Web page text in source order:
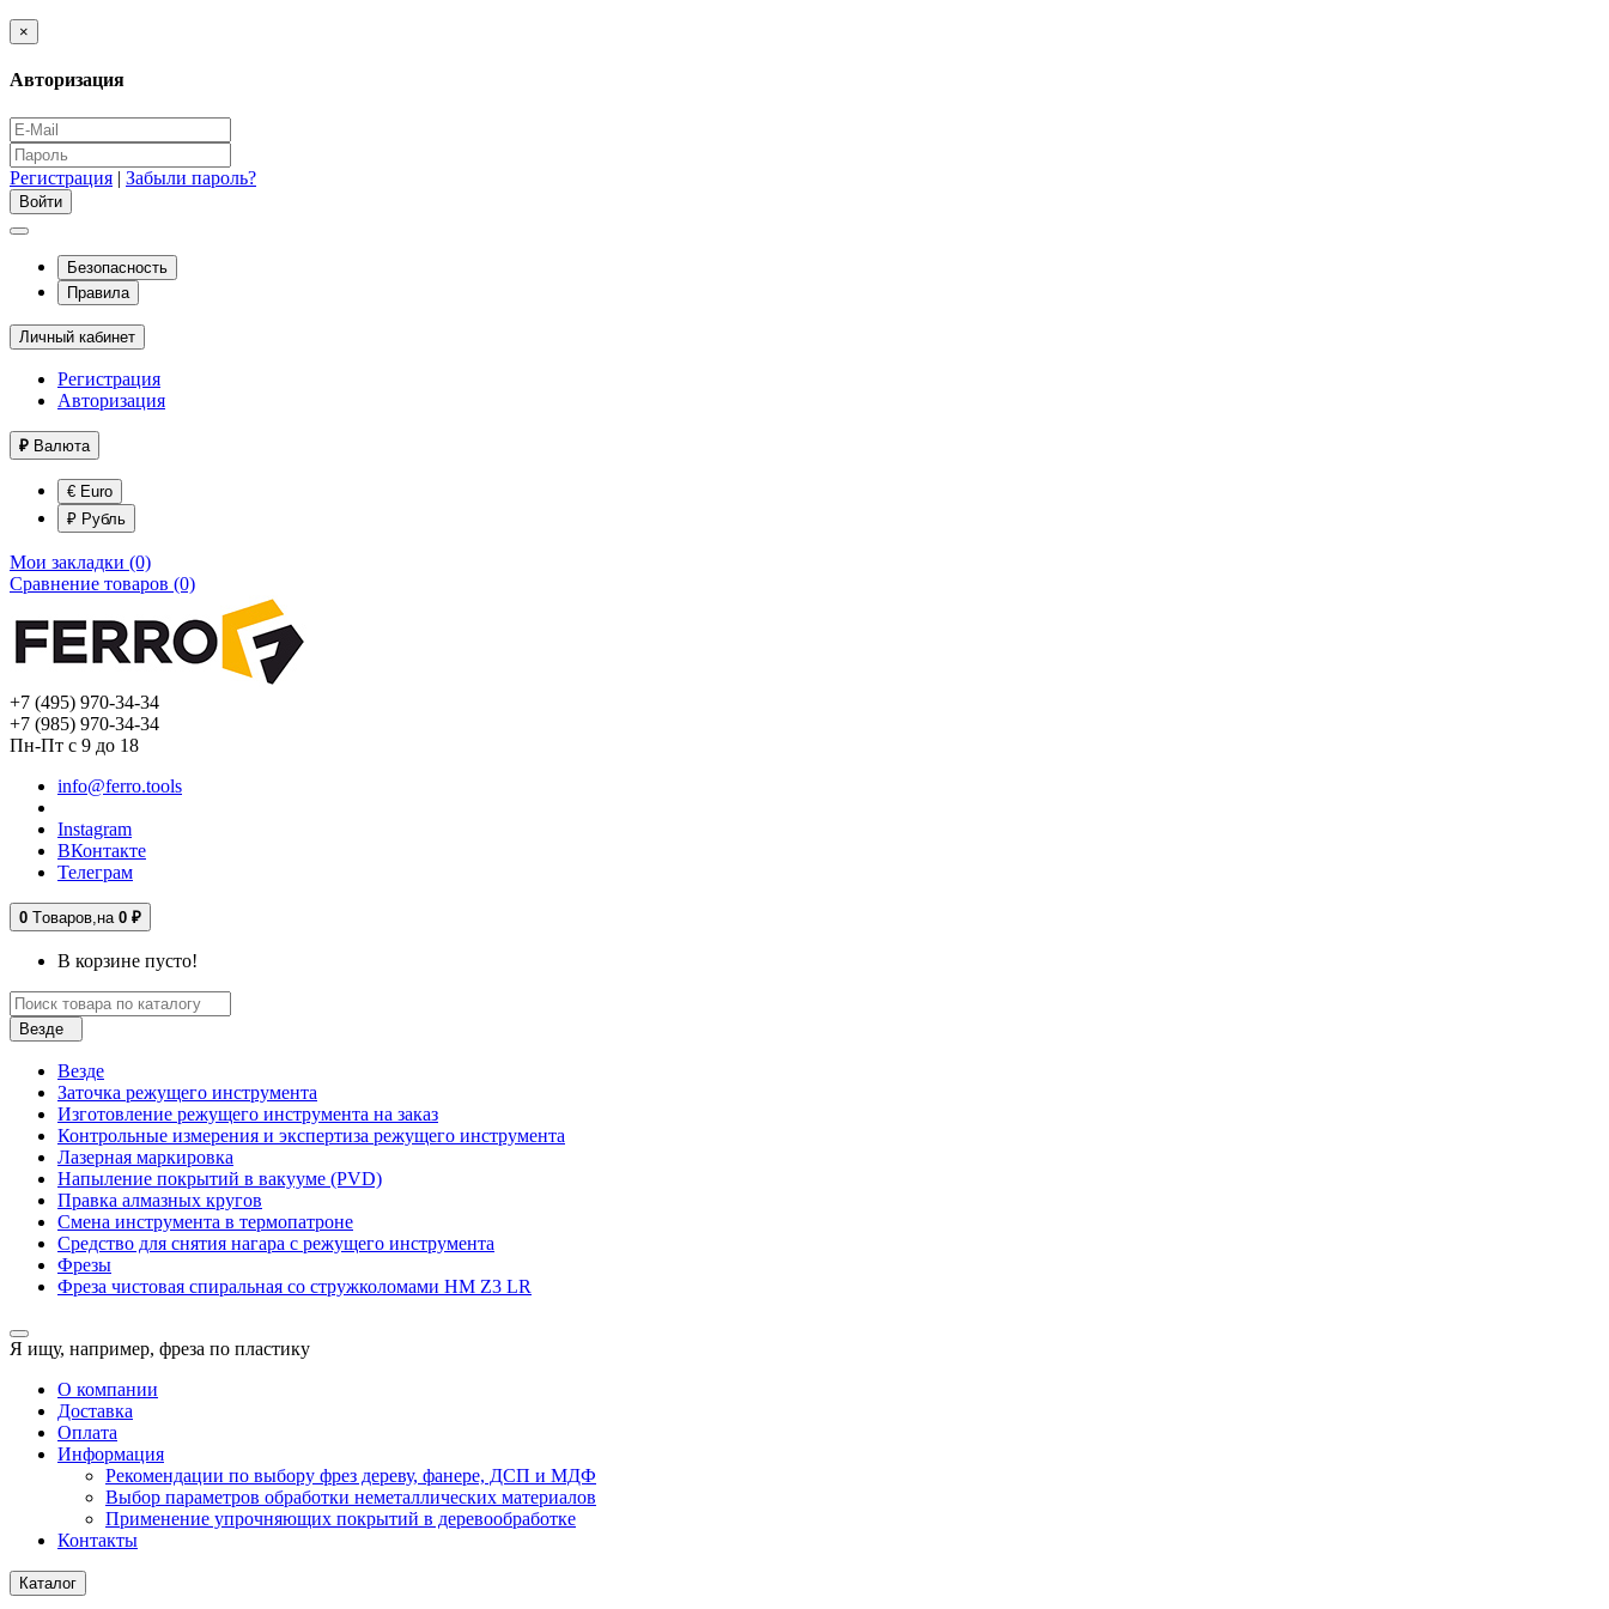
×
Авторизация
Регистрация | Забыли пароль?
Безопасность
Правила
Личный кабинет
Регистрация
Авторизация
₽ Валюта
€ Euro
₽ Рубль
Мои закладки (0)
Сравнение товаров (0)
+7 (495) 970-34-34
+7 (985) 970-34-34
Пн-Пт с 9 до 18
info@ferro.tools
Instagram
ВКонтакте
Телеграм
0 Tоваров, на 0 ₽
В корзине пусто!
Везде
Везде
Заточка режущего инструмента
Изготовление режущего инструмента на заказ
Контрольные измерения и экспертиза режущего инструмента
Лазерная маркировка
Напыление покрытий в вакууме (PVD)
Правка алмазных кругов
Смена инструмента в термопатроне
Средство для снятия нагара с режущего инструмента
Фрезы
Фреза чистовая спиральная со стружколомами HM Z3 LR
Я ищу, например, фреза по пластику
О компании
Доставка
Оплата
Информация
Рекомендации по выбору фрез дереву, фанере, ДСП и МДФ
Выбор параметров обработки неметаллических материалов
Применение упрочняющих покрытий в деревообработке
Контакты
Каталог